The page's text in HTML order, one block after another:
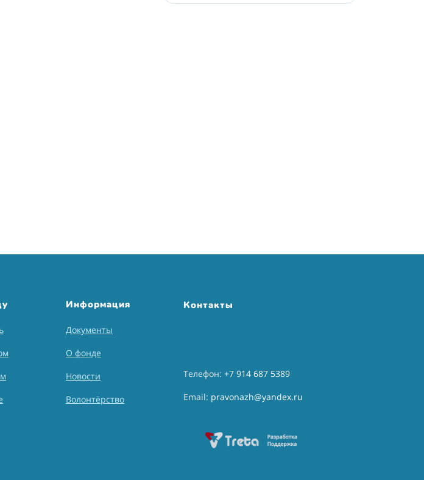
Информация
Документы
О фонде
Новости
Волонтёрство
Контакты
Телефон: +7 914 687 5389
Email: pravonazh@yandex.ru